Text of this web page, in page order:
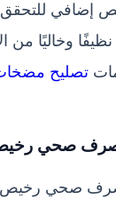
إضافي
نظيفًا وخاليًا من
تصليح مضخات
صرف صحي
صحي رخيص